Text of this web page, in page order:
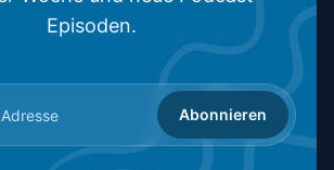
Episoden.
Abonnieren